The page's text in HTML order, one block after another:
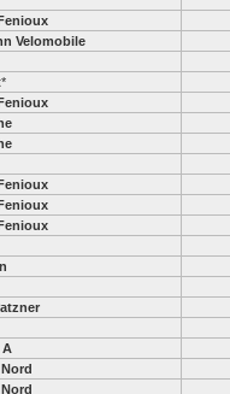
Velomobile
*
A